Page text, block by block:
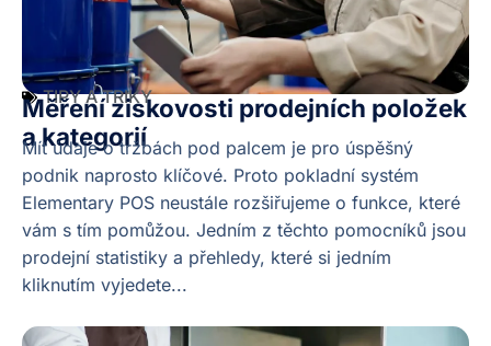
TIPY A TRIKY
Měření ziskovosti prodejních položek
a kategorií
Mít údaje o tržbách pod palcem je pro úspěšný
podnik naprosto klíčové. Proto pokladní systém
Elementary POS neustále rozšiřujeme o funkce, které
vám s tím pomůžou. Jedním z těchto pomocníků jsou
prodejní statistiky a přehledy, které si jedním
kliknutím vyjedete...